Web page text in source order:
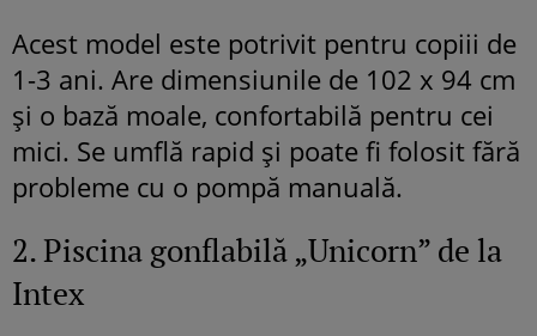
Acest model este potrivit pentru copiii de
1-3 ani. Are dimensiunile de 102 x 94 cm
și o bază moale, confortabilă pentru cei
mici. Se umflă rapid și poate fi folosit fără
probleme cu o pompă manuală.
2. Piscina gonflabilă „Unicorn” de la
Intex